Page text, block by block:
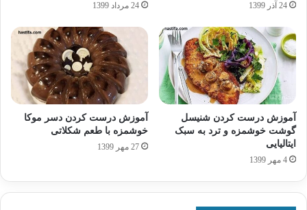
24 آذر 1399 24 مرداد 1399
آموزش درست کردن شنیسل
گوشت خوشمزه و ترد به سبک
ایتالیایی
4 مهر 1399
آموزش درست کردن دسر موکا
خوشمزه با طعم شکلاتی
27 مهر 1399